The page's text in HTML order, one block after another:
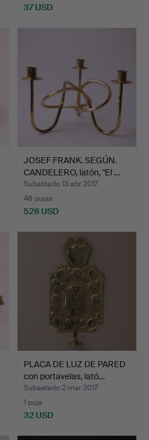
37 USD
JOSEF FRANK. SEGÚN.
CANDELERO, latón, "El …
Subastado 13 abr 2017
48 pujas
528 USD
PLACA DE LUZ DE PARED
con portavelas, lató…
Subastado 2 mar 2017
1 puja
32 USD